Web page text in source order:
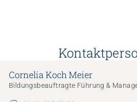
Cornelia Koch Meier
Bildungsbeauftragte Führung &